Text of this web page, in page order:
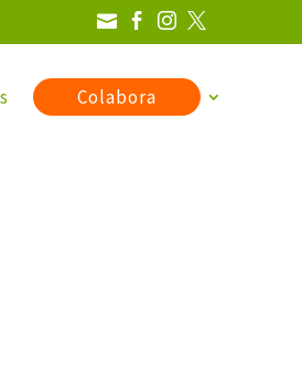
   
Colabora